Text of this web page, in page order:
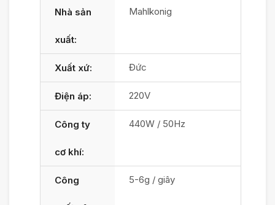
Nhà sản
xuất:
Mahlkonig
Xuất xứ: Đức
Điện áp: 220V
Công ty
cơ khí:
440W / 50Hz
Công 5-6g / giây